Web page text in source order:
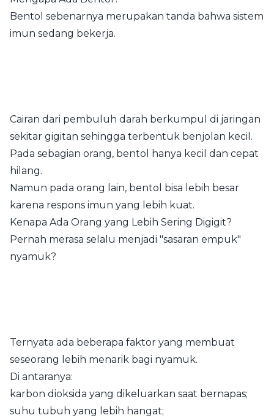
Bentol sebenarnya merupakan tanda bahwa sistem
imun sedang bekerja.
Cairan dari pembuluh darah berkumpul di jaringan
sekitar gigitan sehingga terbentuk benjolan kecil.
Pada sebagian orang, bentol hanya kecil dan cepat
hilang.
Namun pada orang lain, bentol bisa lebih besar
karena respons imun yang lebih kuat.
Kenapa Ada Orang yang Lebih Sering Digigit?
Pernah merasa selalu menjadi "sasaran empuk"
nyamuk?
Ternyata ada beberapa faktor yang membuat
seseorang lebih menarik bagi nyamuk.
Di antaranya:
karbon dioksida yang dikeluarkan saat bernapas;
suhu tubuh yang lebih hangat;